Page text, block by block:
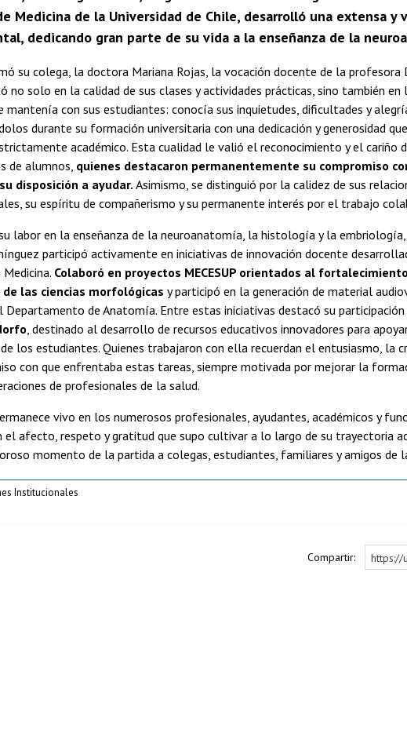
Medicina de la Universidad de Chile, desarrolló una extensa
dedicando gran parte de su vida a la enseñanza de la
su colega, la doctora Mariana Rojas, la vocación docente de la profesora
no solo en la calidad de sus clases y actividades prácticas, sino también en
mantenía con sus estudiantes: conocía sus inquietudes, dificultades y
durante su formación universitaria con una dedicación y generosidad
académico. Esta cualidad le valió el reconocimiento y el cariño
de alumnos, quienes destacaron permanentemente su compromiso
disposición a ayudar. Asimismo, se distinguió por la calidez de sus
su espíritu de compañerismo y su permanente interés por el trabajo
labor en la enseñanza de la neuroanatomía, la histología y la
participó activamente en iniciativas de innovación docente
Colaboró en proyectos MECESUP orientados al
de las ciencias morfológicas y participó en la generación de material
Departamento de Anatomía. Entre estas iniciativas destacó su
, destinado al desarrollo de recursos educativos innovadores para
los estudiantes. Quienes trabajaron con ella recuerdan el entusiasmo, la
con que enfrentaba estas tareas, siempre motivada por mejorar la
de profesionales de la salud.
vivo en los numerosos profesionales, ayudantes, académicos y
el afecto, respeto y gratitud que supo cultivar a lo largo de su trayectoria
momento de la partida a colegas, estudiantes, familiares y amigos de
Institucionales
Compartir: https://